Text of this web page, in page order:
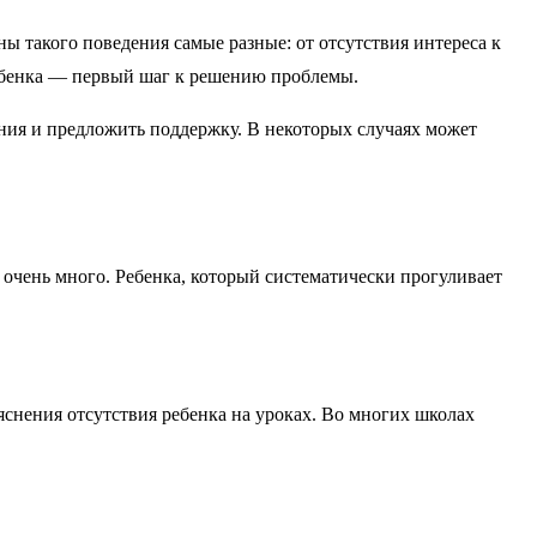
поведения самые разные: от отсутствия интереса к
— первый шаг к решению проблемы.
и предложить поддержку. В некоторых случаях может
много. Ребенка, который систематически прогуливает
отсутствия ребенка на уроках. Во многих школах